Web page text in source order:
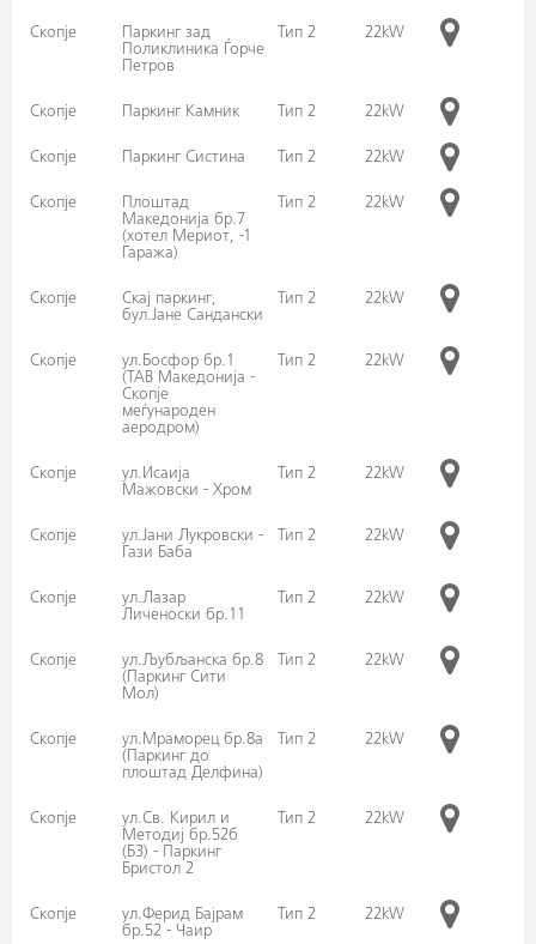
Скопје
Паркинг зад
Поликлиника Ѓорче
Петров
Тип 2 22kW
Скопје Паркинг Камник Тип 2 22kW
Скопје Паркинг Систина Тип 2 22kW
Скопје
Плоштад
Македонија бр.7
(хотел Мериот, -1
Гаража)
Тип 2 22kW
Скопје
Скај паркинг,
бул.Јане Сандански
Тип 2 22kW
Скопје
ул.Босфор бр.1
(ТАВ Македонија -
Скопје
меѓународен
аеродром)
Тип 2 22kW
Скопје
ул.Исаија
Мажовски - Хром
Тип 2 22kW
Скопје
ул.Јани Лукровски -
Гази Баба
Тип 2 22kW
Скопје
ул.Лазар
Личеноски бр.11
Тип 2 22kW
Скопје
ул.Љубљанска бр.8
(Паркинг Сити
Мол)
Тип 2 22kW
Скопје
ул.Мраморец бр.8а
(Паркинг до
плоштад Делфина)
Тип 2 22kW
Скопје
ул.Св. Кирил и
Методиј бр.52б
(Б3) - Паркинг
Бристол 2
Тип 2 22kW
Скопје
ул.Ферид Бајрам
бр.52 - Чаир
Тип 2 22kW